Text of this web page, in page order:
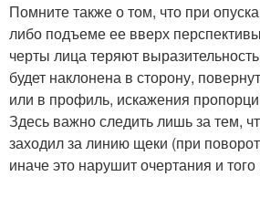
Помните также о том, что при
либо подъеме ее вверх
черты лица теряют
будет наклонена в сторону,
или в профиль, искажения
Здесь важно следить лишь за тем,
заходил за линию щеки (при
иначе это нарушит очертания и того